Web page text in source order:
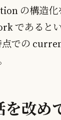
の構造化
であるとい
点での
を改め